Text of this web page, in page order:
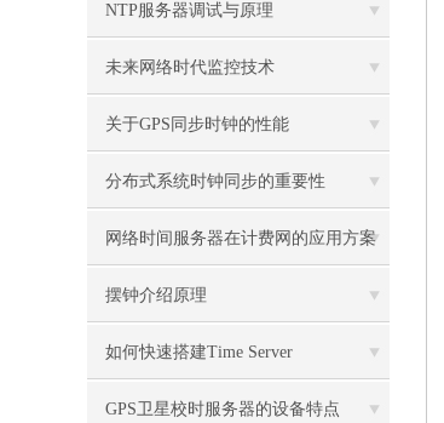
NTP服务器调试与原理
未来网络时代监控技术
关于GPS同步时钟的性能
分布式系统时钟同步的重要性
网络时间服务器在计费网的应用方案
摆钟介绍原理
如何快速搭建Time Server
GPS卫星校时服务器的设备特点